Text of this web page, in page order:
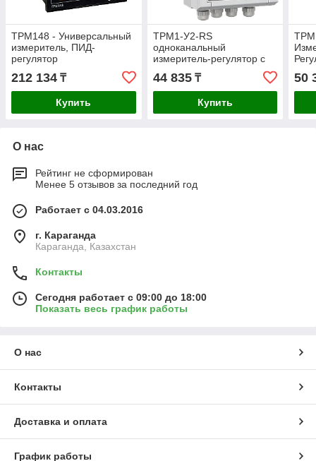
ТРМ148 - Универсальный
измеритель, ПИД-
регулятор
восьмиканальный RS485
(Р, К, С, Т, И, У)
212 134 ₸
Купить
ТРМ1-У2-RS
одноканальный
измеритель-регулятор с
RS-485 (И, С, К, Т, С3, У)
44 835₸
Купить
50
О нас
Рейтинг не сформирован
Менее 5 отзывов за последний год
Работает с 04.03.2016
г. Караганда
Караганда, Казахстан
Контакты
Сегодня работает с 09:00 до 18:00
Показать весь график работы
О нас
Контакты
Доставка и оплата
График работы